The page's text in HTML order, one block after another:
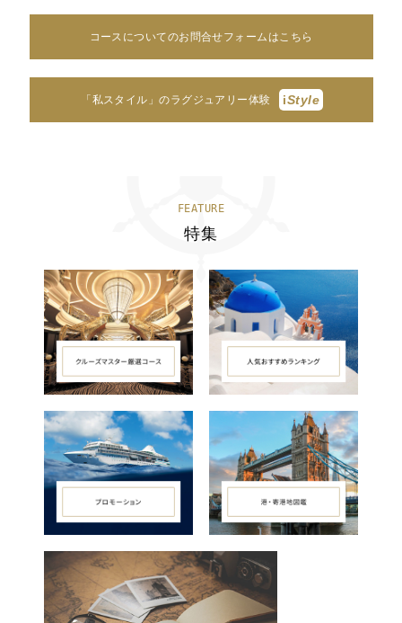
コースについてのお問合せフォームはこちら
「私スタイル」のラグジュアリー体験 iStyle
FEATURE
特集